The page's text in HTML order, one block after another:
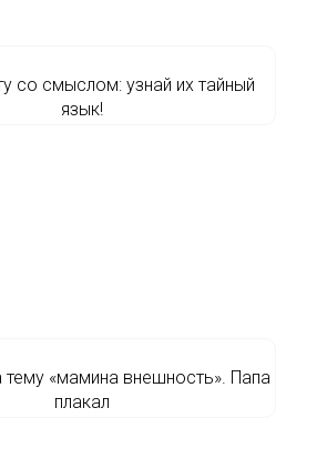
со смыслом: узнай их тайный
язык!
тему «мамина внешность». Папа
плакал